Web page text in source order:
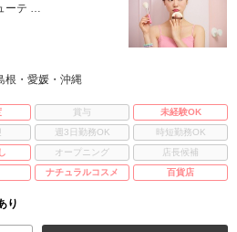
ーテ …
根・愛媛・沖縄
賞与
未経験OK
週3日勤務OK
時短勤務OK
オープニング
店長候補
ナチュラルコスメ 百貨店
り